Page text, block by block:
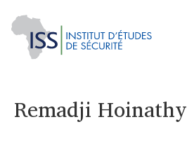
Remadji Hoinathy